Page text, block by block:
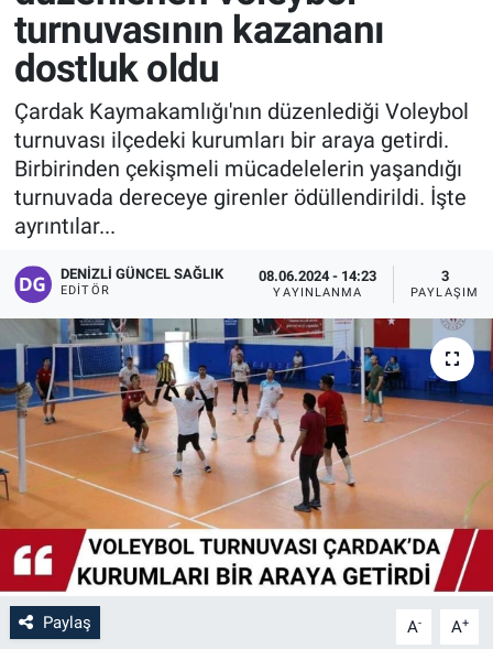
turnuvasının kazananı
dostluk oldu
Çardak Kaymakamlığı'nın düzenlediği Voleybol
turnuvası ilçedeki kurumları bir araya getirdi.
Birbirinden çekişmeli mücadelelerin yaşandığı
turnuvada dereceye girenler ödüllendirildi. İşte
ayrıntılar...
DENIZLI GÜNCEL SAĞLIK
EDITÖR
08.06.2024 - 14:23
YAYINLANMA
3
PAYLAŞIM
Paylaş A- A+